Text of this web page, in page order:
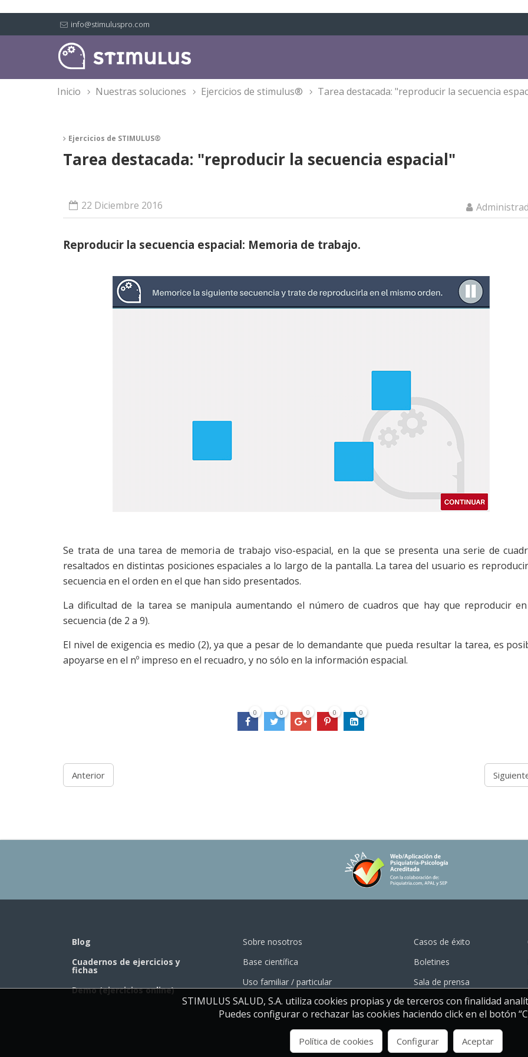
info@stimuluspro.com
inicio nuestras soluciones ejercicios de stimulus® tarea destacada: "reproducir la secuencia
Tarea destacada: "reproducir la secuencia espacial"
22 Diciembre 2016
Reproducir la secuencia espacial: Memoria de trabajo.
Se trata de una tarea de memoria de trabajo viso-espacial, en la que se presenta una serie de
resaltados en distintas posiciones espaciales a lo largo de la pantalla. La tarea del usuario es
secuencia en el orden en el que han sido presentados.
La dificultad de la tarea se manipula aumentando el número de cuadros que hay que reproducir
secuencia (de 2 a 9).
El nivel de exigencia es medio (2), ya que a pesar de lo demandante que pueda resultar la tarea, es
apoyarse en el nº impreso en el recuadro, y no sólo en la información espacial.
Ejercicios de STIMULUS®
0 0 0 0 0
Anterior
Blog
Cuadernos de ejercicios y
fichas
Demo (ejercicios online)
Sobre nosotros
Base científica
Uso familiar / particular
Casos de éxito
Boletines
Sala de prensa
STIMULUS SALUD, S.A. utiliza cookies propias y de terceros con finalidad
Puedes configurar o rechazar las cookies haciendo click en el botón
Política de cookies Configurar Aceptar